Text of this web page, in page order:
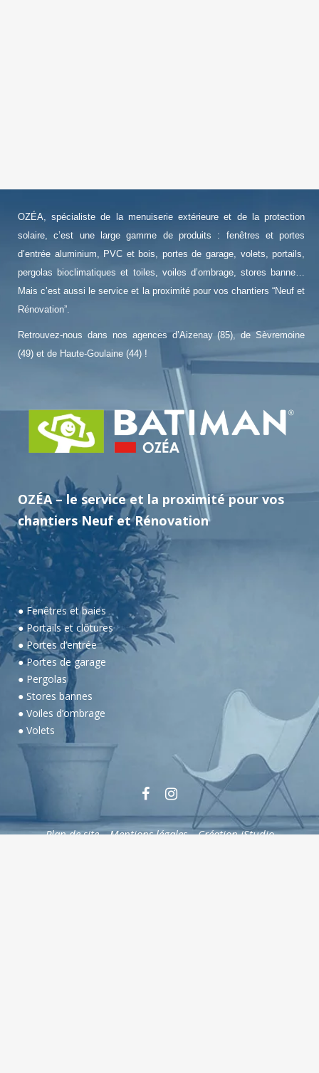
OZÉA, spécialiste de la menuiserie extérieure et de la protection
solaire, c’est une large gamme de produits : fenêtres et portes
d’entrée aluminium, PVC et bois, portes de garage, volets, portails,
pergolas bioclimatiques et toiles, voiles d’ombrage, stores banne…
Mais c’est aussi le service et la proximité pour vos chantiers “Neuf et
Rénovation”.
Retrouvez-nous dans nos agences d’Aizenay (85), de Sèvremoine
(49) et de Haute-Goulaine (44) !
OZÉA – le service et la proximité pour vos
chantiers Neuf et Rénovation
● Fenêtres et baies
● Portails et clôtures
● Portes d’entrée
● Portes de garage
● Pergolas
● Stores bannes
● Voiles d’ombrage
● Volets
Plan de site–Mentions légales–Création iStudio